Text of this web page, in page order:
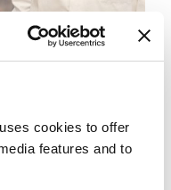
cookies to offer
features and to
para que la gente